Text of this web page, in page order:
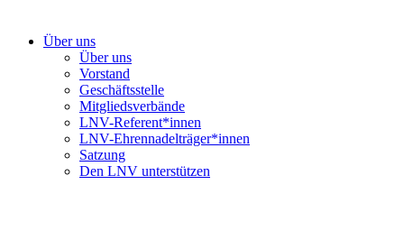
Über uns
Über uns
Vorstand
Geschäftsstelle
Mitgliedsverbände
LNV-Referent*innen
LNV-Ehrennadelträger*innen
Satzung
Den LNV unterstützen